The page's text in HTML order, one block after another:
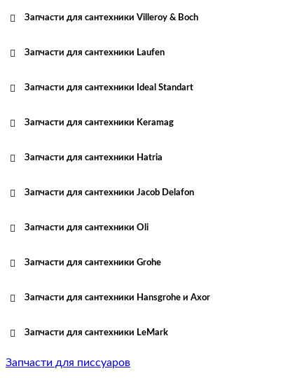
Запчасти для сантехники Villeroy & Boch
Запчасти для сантехники Laufen
Запчасти для сантехники Ideal Standart
Запчасти для сантехники Keramag
Запчасти для сантехники Hatria
Запчасти для сантехники Jacob Delafon
Запчасти для сантехники Oli
Запчасти для сантехники Grohe
Запчасти для сантехники Hansgrohe и Axor
Запчасти для сантехники LeMark
Запчасти для писсуаров